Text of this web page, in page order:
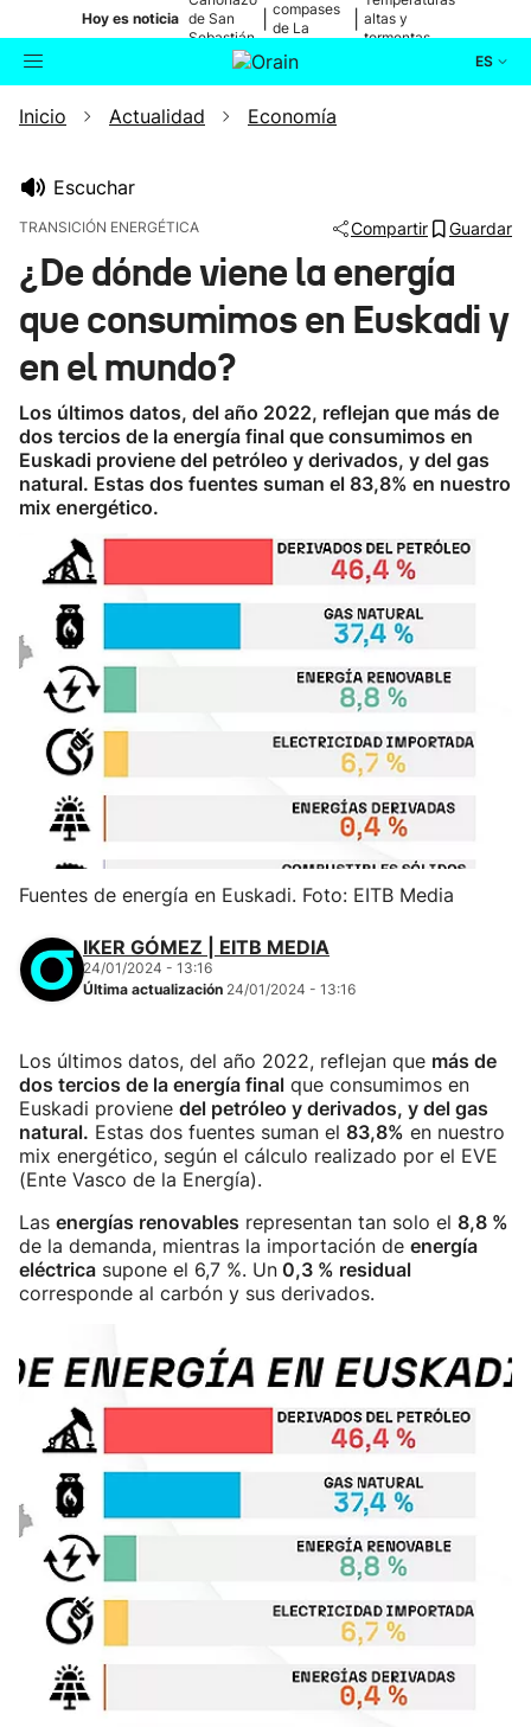
Hoy es noticia de San
Sebastián
compases
de La
altas y
tormentas
ES
Buscador Actualidad
Ikusmiran
Inicio Actualidad Economía
Escuchar
TRANSICIÓN ENERGÉTICA Compartir Guardar
¿De dónde viene la energía
que consumimos en Euskadi y
en el mundo?
Los últimos datos, del año 2022, reflejan que más de
dos tercios de la energía final que consumimos en
Euskadi proviene del petróleo y derivados, y del gas
natural. Estas dos fuentes suman el 83,8% en nuestro
mix energético.
Fuentes de energía en Euskadi. Foto: EITB Media
IKER GÓMEZ | EITB MEDIA
24/01/2024 - 13:16
Última actualización 24/01/2024 - 13:16
Los últimos datos, del año 2022, reflejan que más de
dos tercios de la energía final que consumimos en
Euskadi proviene del petróleo y derivados, y del gas
natural. Estas dos fuentes suman el 83,8% en nuestro
mix energético, según el cálculo realizado por el EVE
(Ente Vasco de la Energía).
Las energías renovables representan tan solo el 8,8 %
de la demanda, mientras la importación de energía
eléctrica supone el 6,7 %. Un 0,3 % residual
corresponde al carbón y sus derivados.